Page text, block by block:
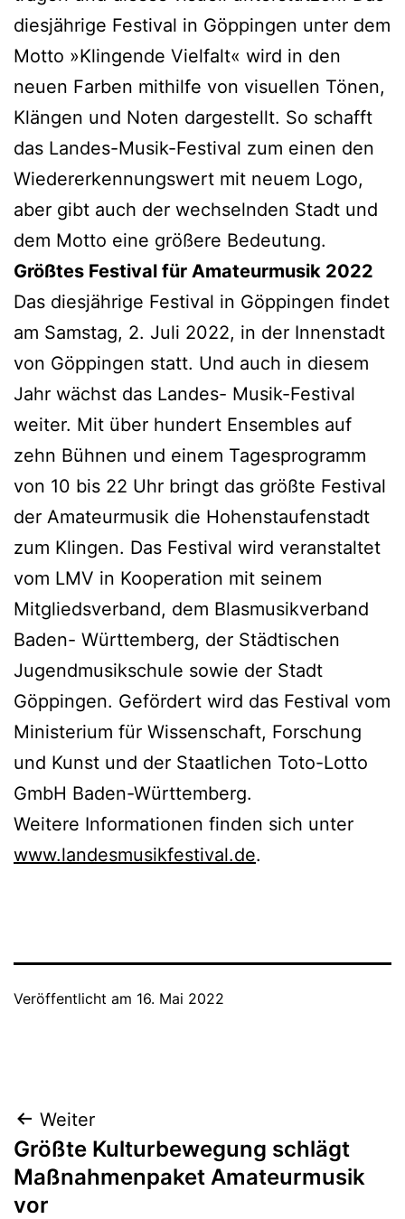
diesjährige Festival in Göppingen unter dem
Motto »Klingende Vielfalt« wird in den
neuen Farben mithilfe von visuellen Tönen,
Klängen und Noten dargestellt. So schafft
das Landes-Musik-Festival zum einen den
Wiedererkennungswert mit neuem Logo,
aber gibt auch der wechselnden Stadt und
dem Motto eine größere Bedeutung.
Größtes Festival für Amateurmusik 2022
Das diesjährige Festival in Göppingen findet
am Samstag, 2. Juli 2022, in der Innenstadt
von Göppingen statt. Und auch in diesem
Jahr wächst das Landes- Musik-Festival
weiter. Mit über hundert Ensembles auf
zehn Bühnen und einem Tagesprogramm
von 10 bis 22 Uhr bringt das größte Festival
der Amateurmusik die Hohenstaufenstadt
zum Klingen. Das Festival wird veranstaltet
vom LMV in Kooperation mit seinem
Mitgliedsverband, dem Blasmusikverband
Baden- Württemberg, der Städtischen
Jugendmusikschule sowie der Stadt
Göppingen. Gefördert wird das Festival vom
Ministerium für Wissenschaft, Forschung
und Kunst und der Staatlichen Toto-Lotto
GmbH Baden-Württemberg.
Weitere Informationen finden sich unter
www.landesmusikfestival.de.
Veröffentlicht am 16. Mai 2022
Beitragsnavigation
Weiter
Größte Kulturbewegung schlägt
Maßnahmenpaket Amateurmusik
vor